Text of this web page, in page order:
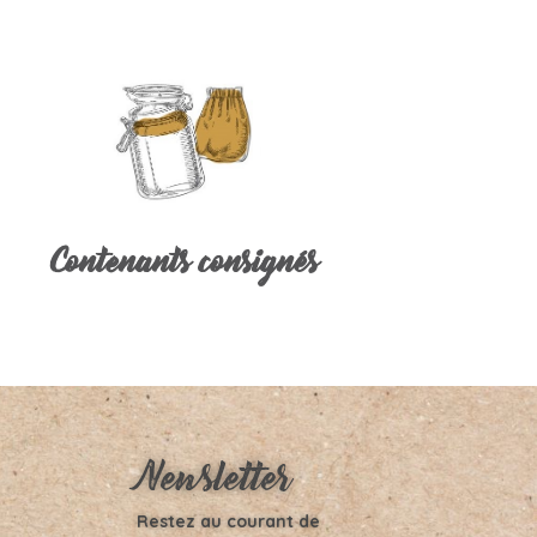
Contenants consignés
Newsletter
Restez au courant de